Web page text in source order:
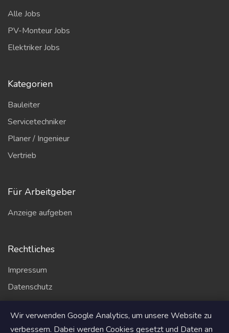
Alle Jobs
PV-Monteur Jobs
Elektriker Jobs
Kategorien
Bauleiter
Servicetechniker
Planer / Ingenieur
Vertrieb
Für Arbeitgeber
Anzeige aufgeben
Rechtliches
Impressum
Datenschutz
Partner
Wir verwenden Google Analytics, um unsere Website zu
verbessern. Dabei werden Cookies gesetzt und Daten an